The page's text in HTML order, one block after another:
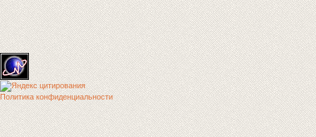
Политика конфиденциальности